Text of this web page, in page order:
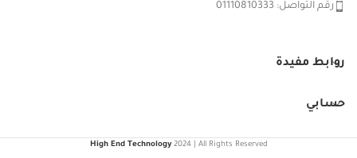
رقم التواصل: 01110810333
روابط مفيدة
حسابي
High End Technology 2024 | All Rights Reserved